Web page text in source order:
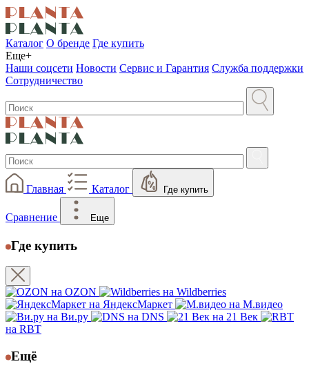
Каталог О бренде Где купить
Еще+
Наши соцсети Новости Сервис и Гарантия Служба поддержки
Сотрудничество
Главная Каталог Где купить
Сравнение Еще
Где купить
на OZON
на Wildberries
на ЯндексМаркет
на М.видео
на Ви.ру
на DNS
на 21 Век
на RBT
Ещё